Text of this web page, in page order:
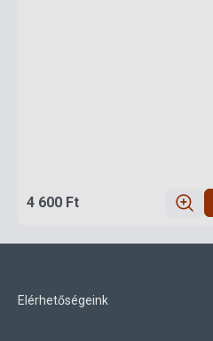
4 600 Ft
Elérhetőségeink